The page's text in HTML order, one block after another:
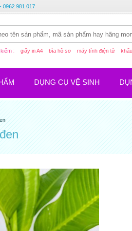
0962 981 017
: giấy in A4 bìa hồ sơ máy tính điện tử
DỤNG CỤ VỆ SINH